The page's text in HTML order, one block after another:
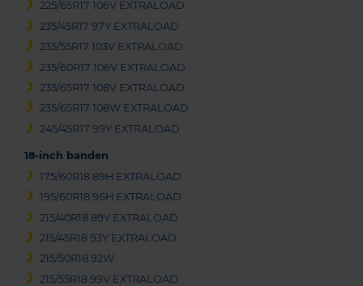
225/65R17 106V EXTRALOAD
235/45R17 97Y EXTRALOAD
235/55R17 103V EXTRALOAD
235/60R17 106V EXTRALOAD
235/65R17 108V EXTRALOAD
235/65R17 108W EXTRALOAD
245/45R17 99Y EXTRALOAD
18-inch banden
175/60R18 89H EXTRALOAD
195/60R18 96H EXTRALOAD
215/40R18 89Y EXTRALOAD
215/45R18 93Y EXTRALOAD
215/50R18 92W
215/55R18 99V EXTRALOAD